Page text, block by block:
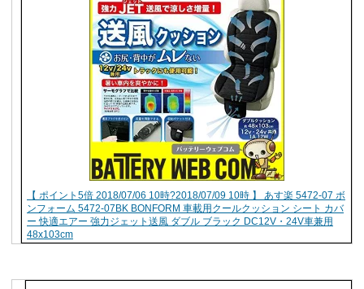
【 ポイント5倍 2018/07/06 10時?2018/07/09 10時 】 あす楽 5472-07 ボ
ンフォーム 5472-07BK BONFORM 車載用クールクッション シート カバ
ー 快適エアー 強力ジェット送風 ダブル ブラック DC12V・24V車兼用
48x103cm